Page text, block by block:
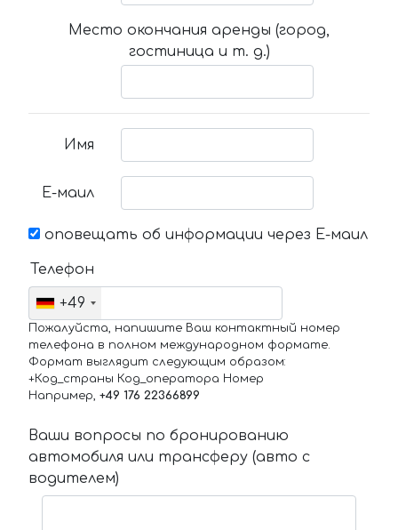
Место окончания аренды (город,
гостиница и т. д.)
Имя
Е-маил
оповещать об информации через Е-маил
Телефон
+49
Пожалуйста, напишите Ваш контактный номер
телефона в полном международном формате.
Формат выглядит следующим образом:
+Код_страны Код_оператора Номер
Например, +49 176 22366899
Ваши вопросы по бронированию
автомобиля или трансферу (авто с
водителем)